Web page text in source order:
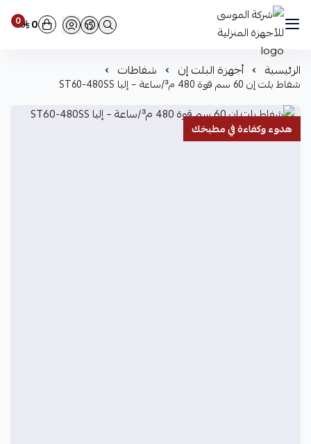
شركة الموسى للأجهزة المنزلية 0 0
الرئيسية أجهزة البلت إن شفاطات
شفاط بلت إن 60 سم قوة 480 م³/ساعة – إلبا ST60-480SS
هدوء وكفاءة في مطبخك